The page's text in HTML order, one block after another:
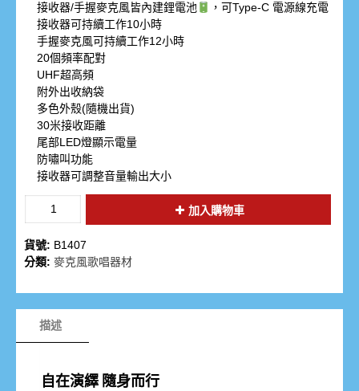
接收器/手握麥克風皆內建鋰電池
，可Type-C 電源線充電
接收器可持續工作10小時
手握麥克風可持續工作12小時
20個頻率配對
UHF超高頻
附外出收納袋
多色外殼(隨機出貨)
30米接收距離
尾部LED燈顯示電量
防嘯叫功能
接收器可調整音量輸出大小
加入購物車
貨號: B1407
分類: 麥克風歌唱器材
描述
自在演繹 隨身而行